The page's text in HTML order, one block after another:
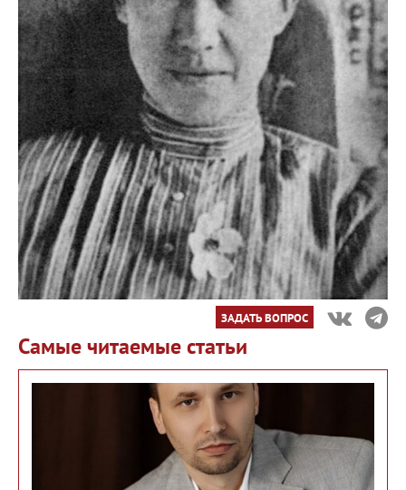
ЗАДАТЬ ВОПРОС
Самые читаемые статьи